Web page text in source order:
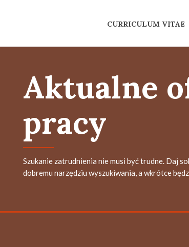
CURRICULUM VITAE
Aktualne
pracy
Szukanie zatrudnienia nie musi być trudne. Daj
dobremu narzędziu wyszukiwania, a wkrótce